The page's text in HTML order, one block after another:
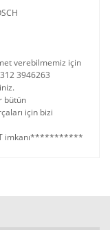
verebilmemiz için
3946263
bütün
için bizi
imkanı***********